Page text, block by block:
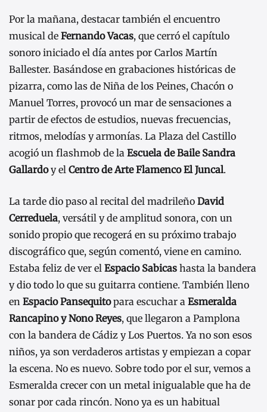
Por la mañana, destacar también el encuentro
musical de Fernando Vacas, que cerró el capítulo
sonoro iniciado el día antes por Carlos Martín
Ballester. Basándose en grabaciones históricas de
pizarra, como las de Niña de los Peines, Chacón o
Manuel Torres, provocó un mar de sensaciones a
partir de efectos de estudios, nuevas frecuencias,
ritmos, melodías y armonías. La Plaza del Castillo
acogió un flashmob de la Escuela de Baile Sandra
Gallardoy el Centro de Arte Flamenco El Juncal.
La tarde dio paso al recital del madrileño David
Cerreduela, versátil y de amplitud sonora, con un
sonido propio que recogerá en su próximo trabajo
discográfico que, según comentó, viene en camino.
Estaba feliz de ver el Espacio Sabicas hasta la bandera
y dio todo lo que su guitarra contiene. También lleno
en Espacio Pansequitopara escuchar a Esmeralda
Rancapino y Nono Reyes, que llegaron a Pamplona
con la bandera de Cádiz y Los Puertos. Ya no son esos
niños, ya son verdaderos artistas y empiezan a copar
la escena. No es nuevo. Sobre todo por el sur, vemos a
Esmeralda crecer con un metal inigualable que ha de
sonar por cada rincón. Nono ya es un habitual